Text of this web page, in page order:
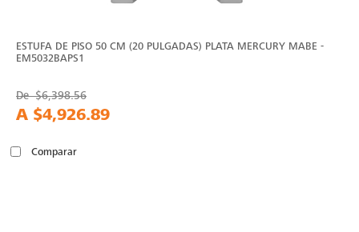
ESTUFA DE PISO 50 CM (20 PULGADAS) PLATA MERCURY MABE -
EM5032BAPS1
De$6,398.56
A $4,926.89
Comparar